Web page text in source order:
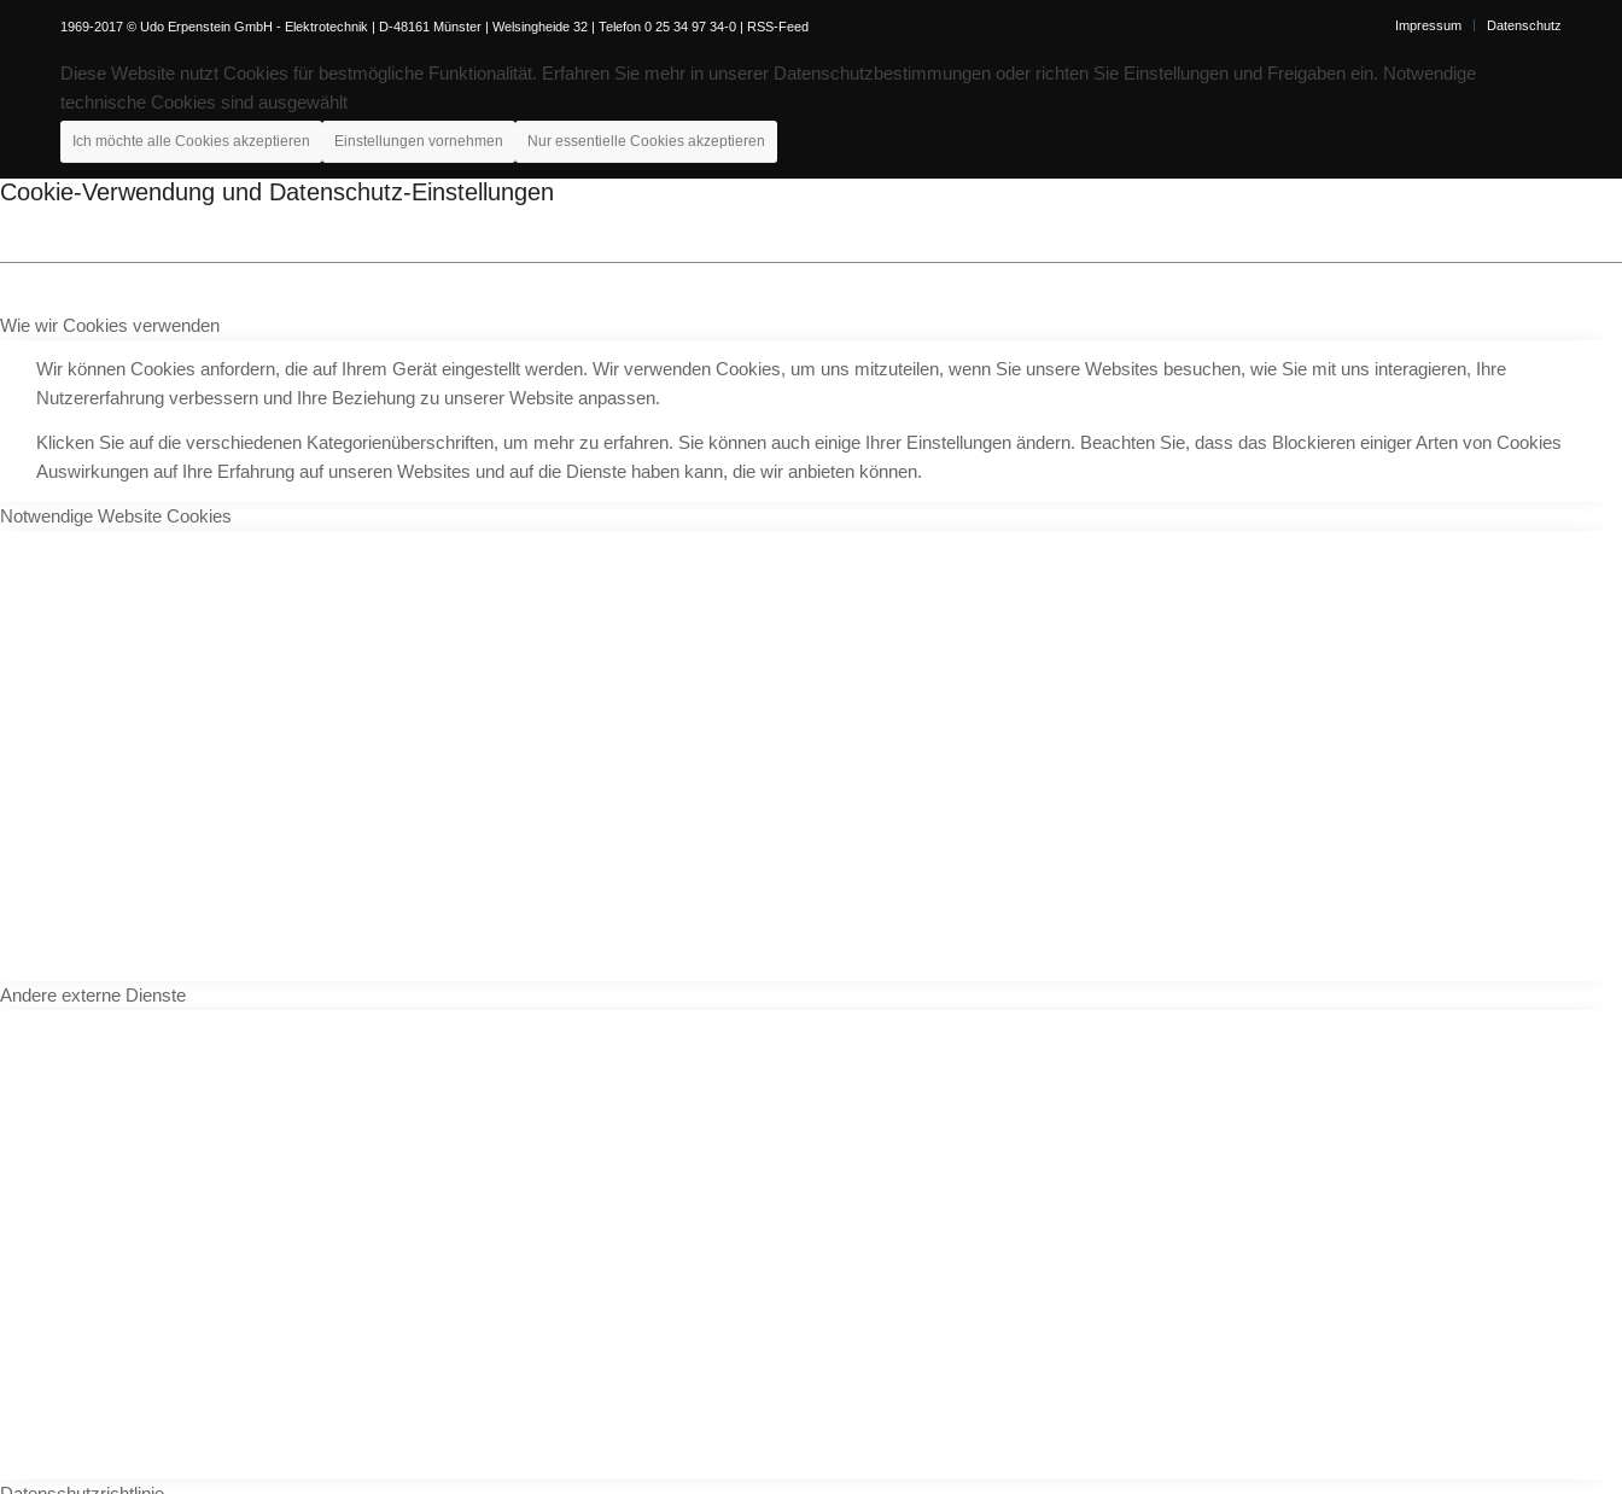
1969-2017 © Udo Erpenstein GmbH - Elektrotechnik | D-48161 Münster | Welsingheide 32 | Telefon 0 25 34 97 34-0 | RSS-Feed Impressum Datenschutz
Diese Website nutzt Cookies für bestmögliche Funktionalität. Erfahren Sie mehr in unserer Datenschutzbestimmungen oder richten Sie Einstellungen und Freigaben ein. Notwendige
technische Cookies sind ausgewählt
Ich möchte alle Cookies akzeptieren Einstellungen vornehmen Nur essentielle Cookies akzeptieren
Cookie-Verwendung und Datenschutz-Einstellungen
Wie wir Cookies verwenden
Wir können Cookies anfordern, die auf Ihrem Gerät eingestellt werden. Wir verwenden Cookies, um uns mitzuteilen, wenn Sie unsere Websites besuchen, wie Sie mit uns interagieren, Ihre
Nutzererfahrung verbessern und Ihre Beziehung zu unserer Website anpassen.
Klicken Sie auf die verschiedenen Kategorienüberschriften, um mehr zu erfahren. Sie können auch einige Ihrer Einstellungen ändern. Beachten Sie, dass das Blockieren einiger Arten von Cookies
Auswirkungen auf Ihre Erfahrung auf unseren Websites und auf die Dienste haben kann, die wir anbieten können.
Notwendige Website Cookies
Andere externe Dienste